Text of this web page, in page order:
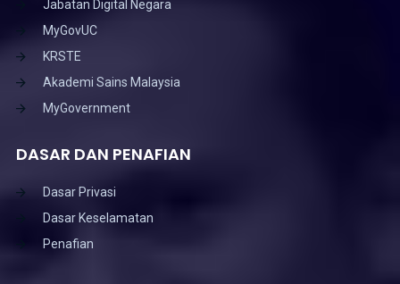
Jabatan Digital Negara
MyGovUC
KRSTE
Akademi Sains Malaysia
MyGovernment
DASAR DAN PENAFIAN
Dasar Privasi
Dasar Keselamatan
Penafian